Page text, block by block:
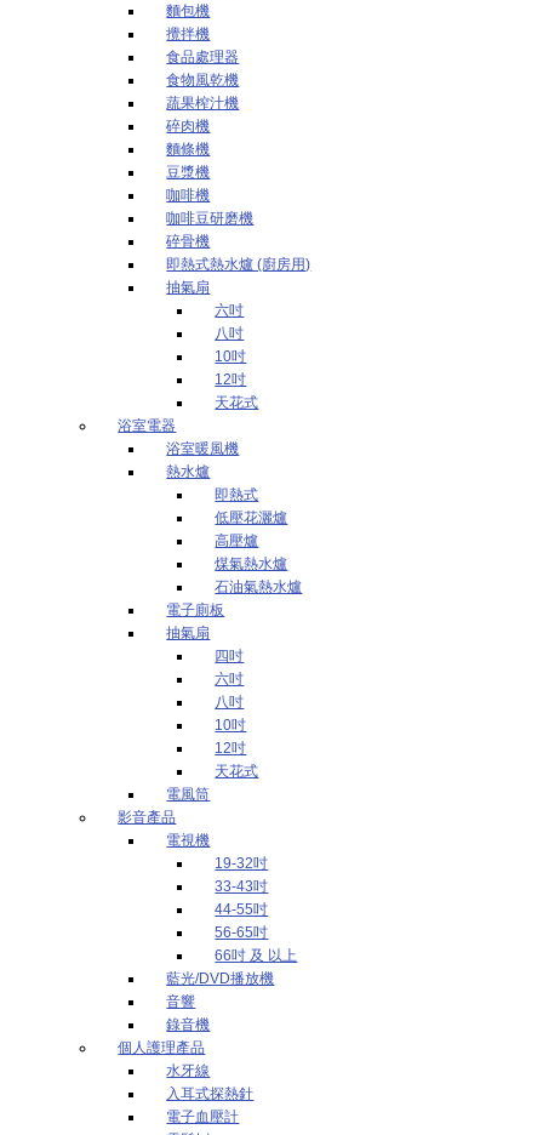
麵包機
攪拌機
食品處理器
食物風乾機
蔬果榨汁機
碎肉機
麵條機
豆漿機
咖啡機
咖啡豆研磨機
碎骨機
即熱式熱水爐 (廚房用)
抽氣扇
六吋
八吋
10吋
12吋
天花式
浴室電器
浴室暖風機
熱水爐
即熱式
低壓花灑爐
高壓爐
煤氣熱水爐
石油氣熱水爐
電子廁板
抽氣扇
四吋
六吋
八吋
10吋
12吋
天花式
電風筒
影音產品
電視機
19-32吋
33-43吋
44-55吋
56-65吋
66吋 及 以上
藍光/DVD播放機
音響
錄音機
個人護理產品
水牙線
入耳式探熱針
電子血壓計